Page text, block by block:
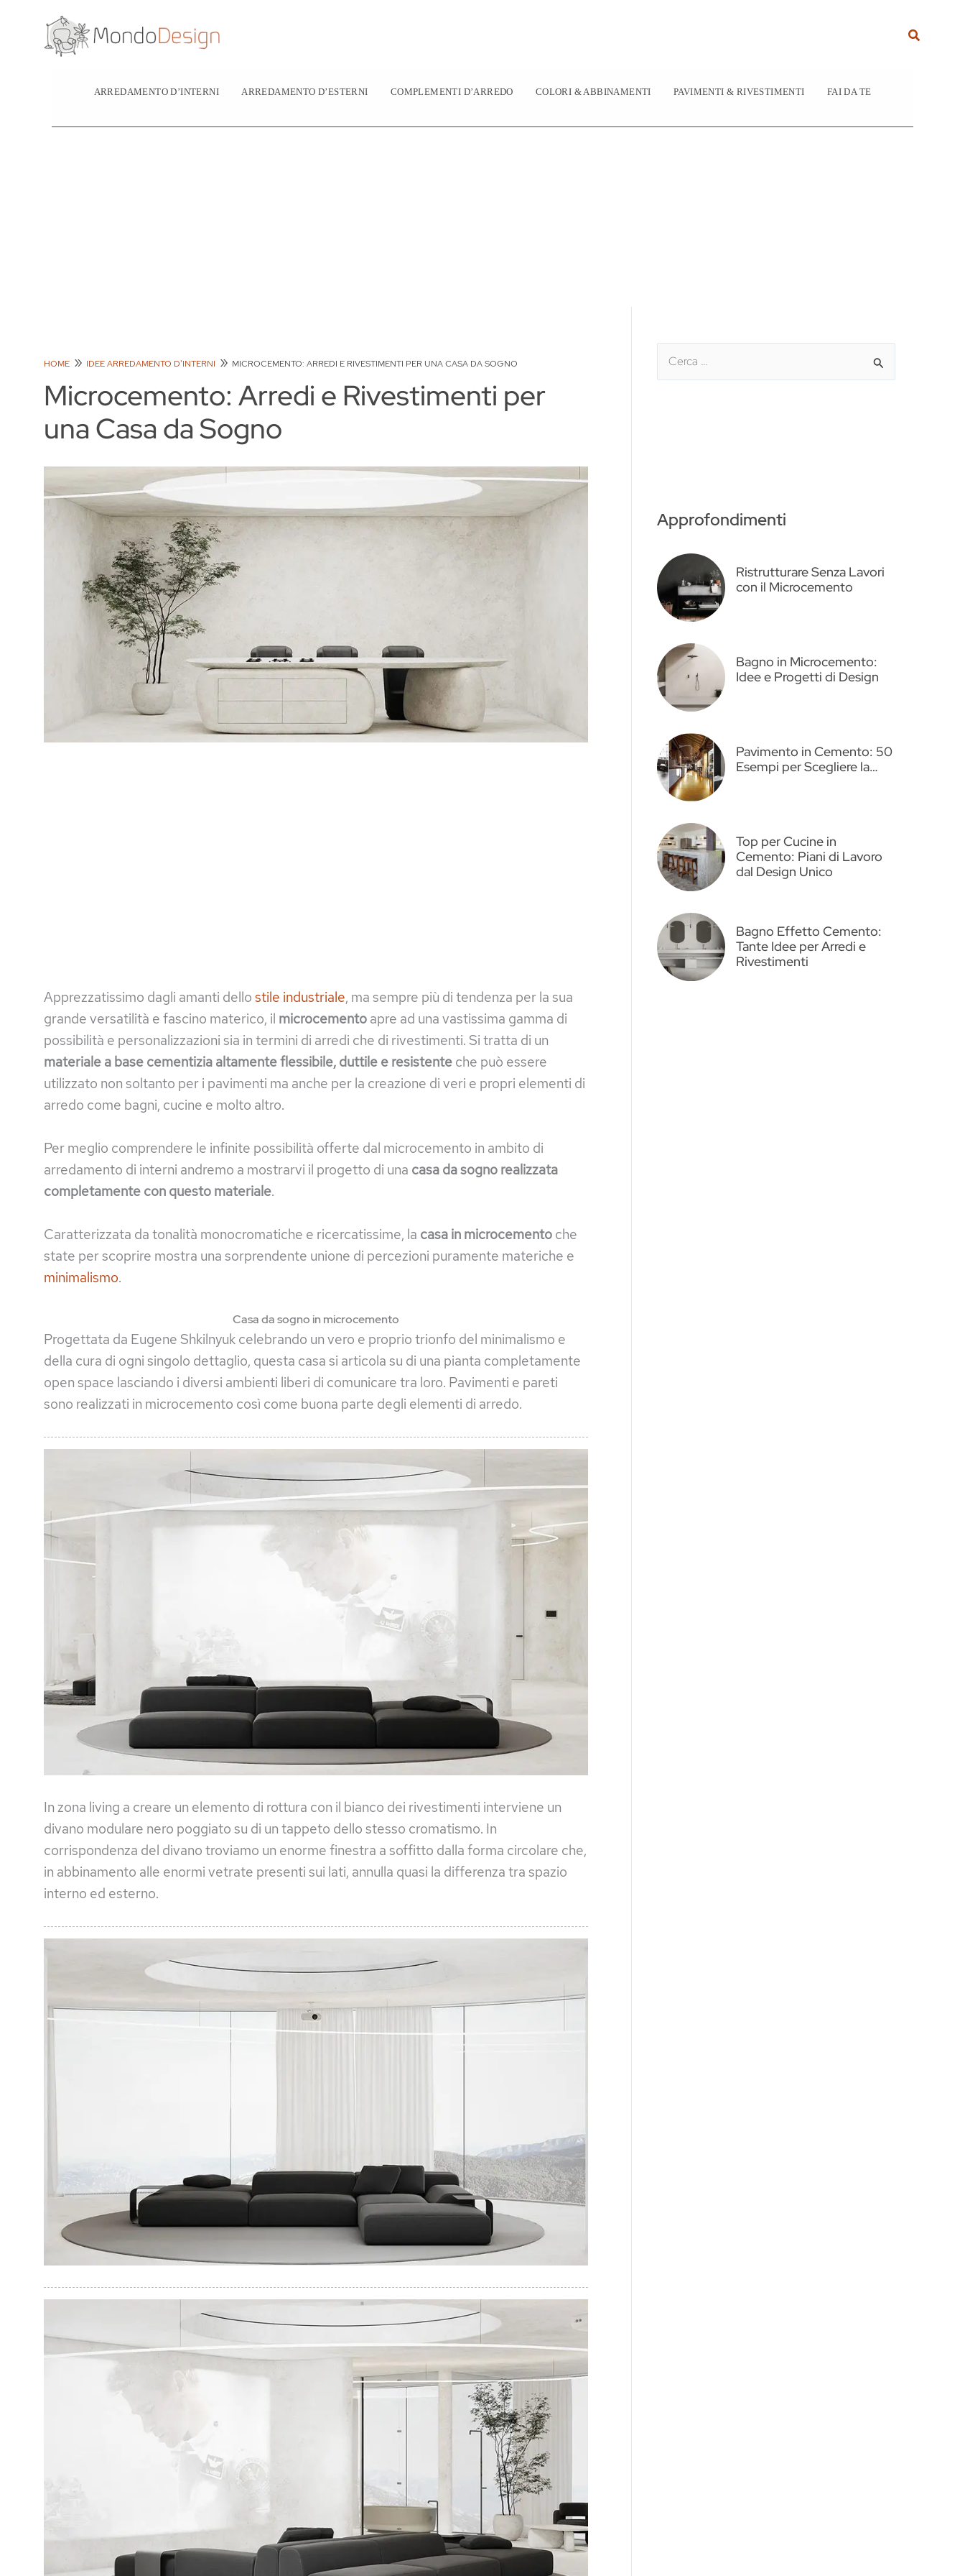
contenuto
Cerca
ARREDAMENTO D’INTERNI ARREDAMENTO D’ESTERNI COMPLEMENTI D’ARREDO COLORI & ABBINAMENTI PAVIMENTI & RIVESTIMENTI FAI DA TE
HOME IDEE ARREDAMENTO D'INTERNI MICROCEMENTO: ARREDI E RIVESTIMENTI PER UNA CASA DA SOGNO
Microcemento: Arredi e Rivestimenti per
una Casa da Sogno
Apprezzatissimo dagli amanti dello stile industriale, ma sempre più di tendenza per la sua
grande versatilità e fascino materico, il microcemento apre ad una vastissima gamma di
possibilità e personalizzazioni sia in termini di arredi che di rivestimenti. Si tratta di un
materiale a base cementizia altamente flessibile, duttile e resistente che può essere
utilizzato non soltanto per i pavimenti ma anche per la creazione di veri e propri elementi di
arredo come bagni, cucine e molto altro.
Per meglio comprendere le infinite possibilità offerte dal microcemento in ambito di
arredamento di interni andremo a mostrarvi il progetto di una casa da sogno realizzata
completamente con questo materiale.
Caratterizzata da tonalità monocromatiche e ricercatissime, la casa in microcemento che
state per scoprire mostra una sorprendente unione di percezioni puramente materiche e
minimalismo.
Casa da sogno in microcemento
Progettata da Eugene Shkilnyuk celebrando un vero e proprio trionfo del minimalismo e
della cura di ogni singolo dettaglio, questa casa si articola su di una pianta completamente
open space lasciando i diversi ambienti liberi di comunicare tra loro. Pavimenti e pareti
sono realizzati in microcemento così come buona parte degli elementi di arredo.
In zona living a creare un elemento di rottura con il bianco dei rivestimenti interviene un
divano modulare nero poggiato su di un tappeto dello stesso cromatismo. In
corrispondenza del divano troviamo un enorme finestra a soffitto dalla forma circolare che,
in abbinamento alle enormi vetrate presenti sui lati, annulla quasi la differenza tra spazio
interno ed esterno.
Approfondimenti
Ristrutturare Senza Lavori
con il Microcemento
Bagno in Microcemento:
Idee e Progetti di Design
Pavimento in Cemento: 50
Esempi per Scegliere la…
Top per Cucine in
Cemento: Piani di Lavoro
dal Design Unico
Bagno Effetto Cemento:
Tante Idee per Arredi e
Rivestimenti